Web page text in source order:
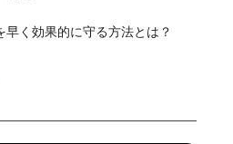
く効果的に守る方法とは？